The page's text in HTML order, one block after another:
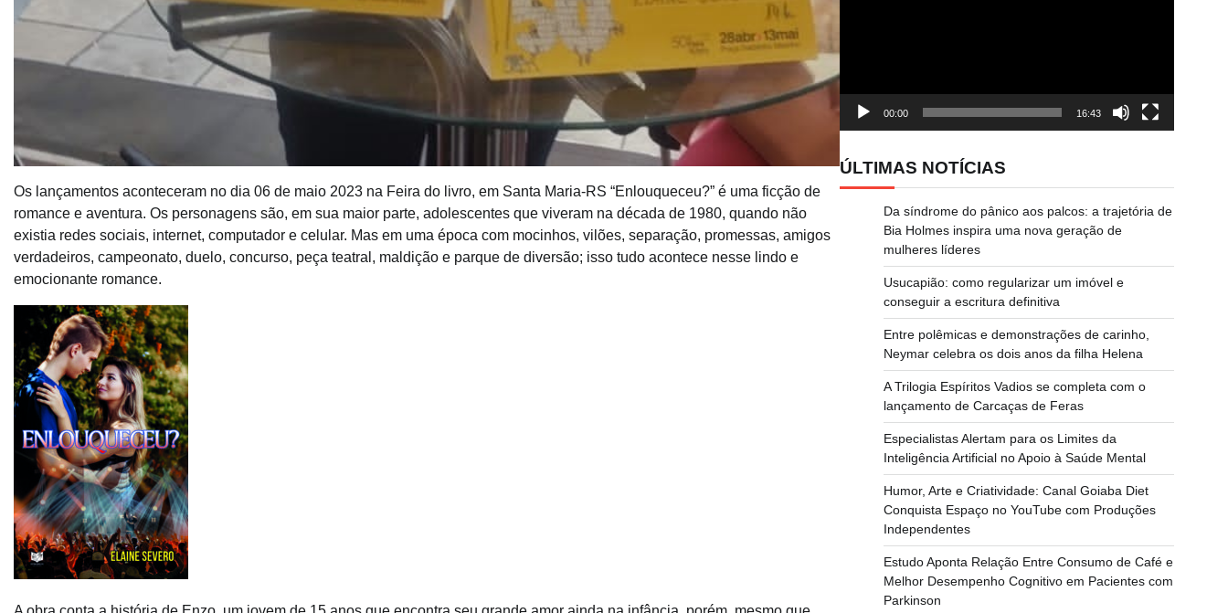
Os lançamentos aconteceram no dia 06 de maio 2023 na Feira do livro, em Santa Maria-RS “Enlouqueceu?” é uma ficção de
romance e aventura. Os personagens são, em sua maior parte, adolescentes que viveram na década de 1980, quando não
existia redes sociais, internet, computador e celular. Mas em uma época com mocinhos, vilões, separação, promessas, amigos
verdadeiros, campeonato, duelo, concurso, peça teatral, maldição e parque de diversão; isso tudo acontece nesse lindo e
emocionante romance.
00:00 16:43
ÚLTIMAS NOTÍCIAS
Da síndrome do pânico aos palcos: a trajetória de
Bia Holmes inspira uma nova geração de
mulheres líderes
Usucapião: como regularizar um imóvel e
conseguir a escritura definitiva
Entre polêmicas e demonstrações de carinho,
Neymar celebra os dois anos da filha Helena
A Trilogia Espíritos Vadios se completa com o
lançamento de Carcaças de Feras
Especialistas Alertam para os Limites da
Inteligência Artificial no Apoio à Saúde Mental
Humor, Arte e Criatividade: Canal Goiaba Diet
Conquista Espaço no YouTube com Produções
Independentes
Estudo Aponta Relação Entre Consumo de Café e
Melhor Desempenho Cognitivo em Pacientes com
Parkinson